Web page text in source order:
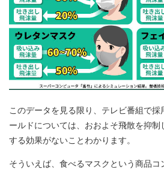
このデータを見る限り、テレビ番組で
ールドについては、おおよそ飛散を抑制
する効果がないことわかります。
そういえば、食べるマスクという商品